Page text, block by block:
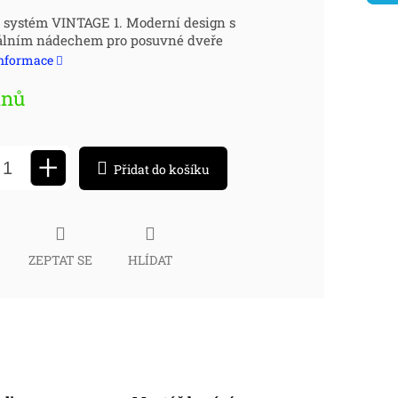
VINTAGE 1. Moderní design s
nádechem pro posuvné dveře
+ Přidat do košíku
ZEPTAT SE HLÍDAT